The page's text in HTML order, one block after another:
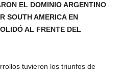
EL DOMINIO ARGENTINO
SOUTH AMERICA EN
AL FRENTE DEL
tuvieron los triunfos de